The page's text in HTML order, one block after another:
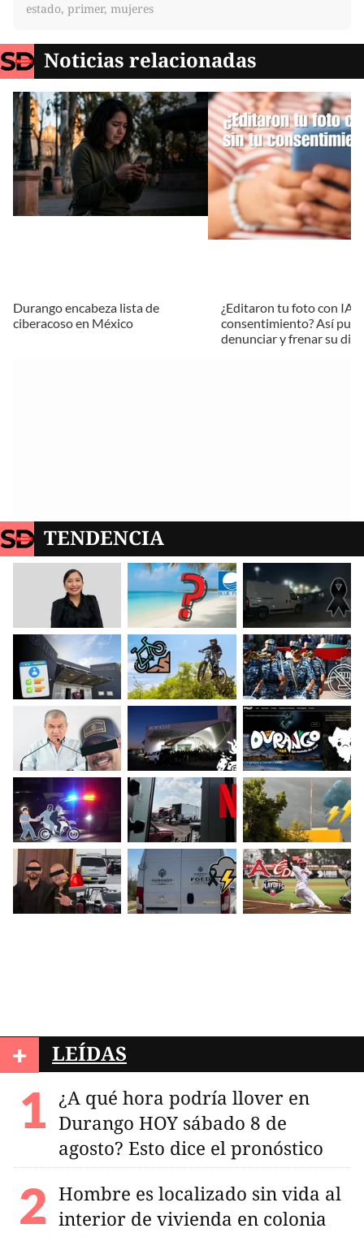
estado, primer, mujeres
Noticias relacionadas
Durango encabeza lista de
ciberacoso en México
¿Editaron tu foto con IA
consentimiento? Así
denunciar y frenar su
TENDENCIA
+ LEÍDAS
¿A qué hora podría llover en
Durango HOY sábado 8 de
agosto? Esto dice el pronóstico
Hombre es localizado sin vida al
interior de vivienda en colonia